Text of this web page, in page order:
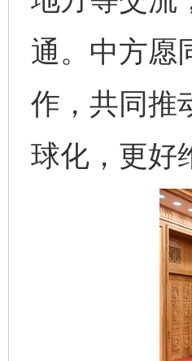
通。中方愿
作，共同推
球化，更好